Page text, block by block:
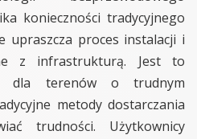
konieczności tradycyjnego
upraszcza proces instalacji i
z infrastrukturą. Jest to
dla terenów o trudnym
metody dostarczania
trudności. Użytkownicy